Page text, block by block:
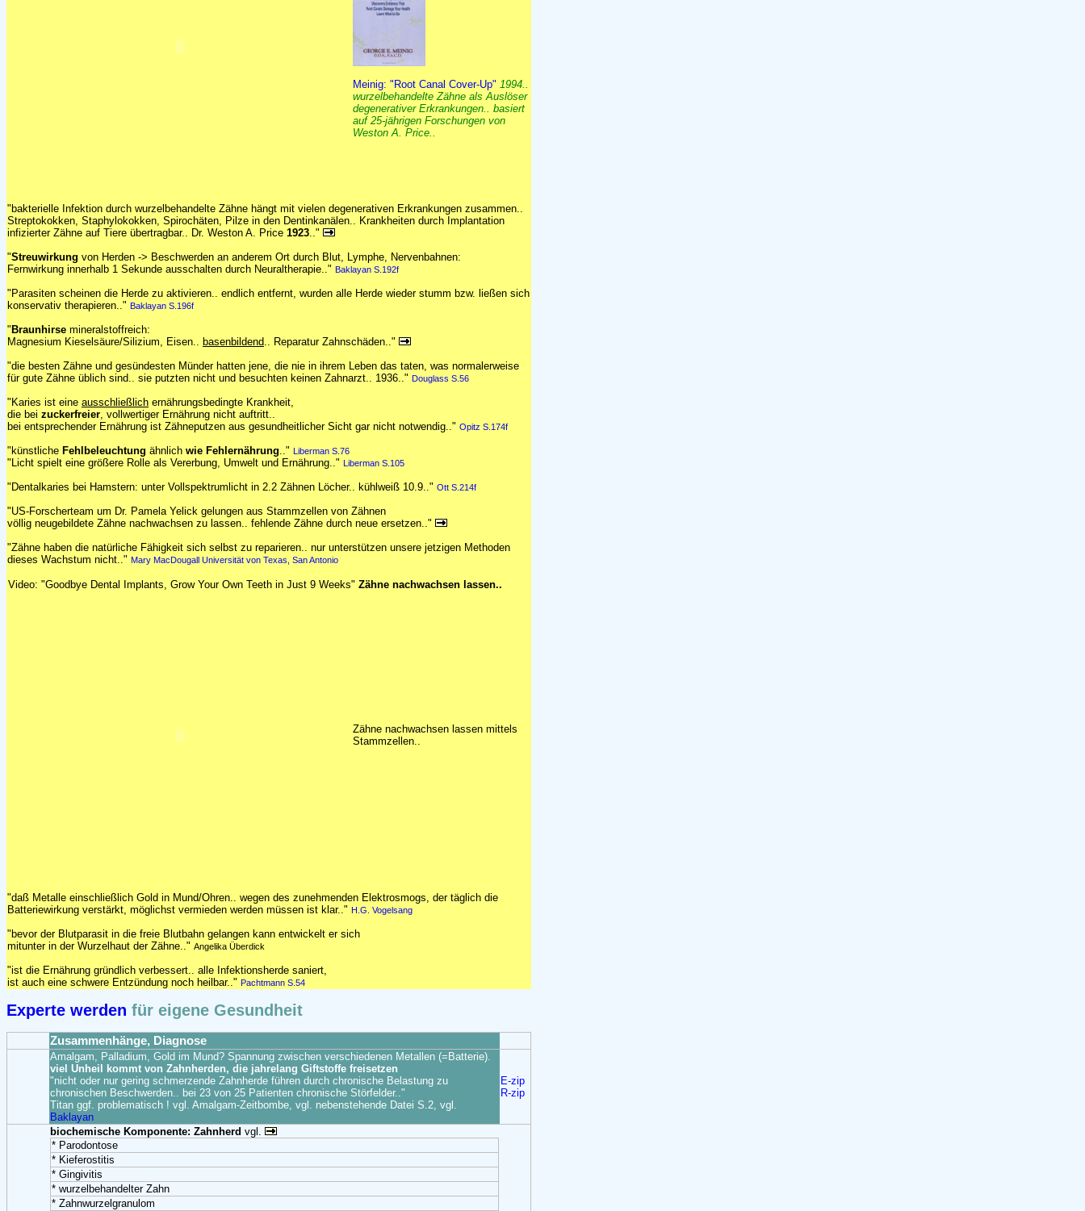
Meinig: "Root Canal Cover-Up" 1994..
wurzelbehandelte Zähne als Auslöser
degenerativer Erkrankungen.. basiert
auf 25-jährigen Forschungen von
Weston A. Price..
"bakterielle Infektion durch wurzelbehandelte Zähne hängt mit vielen degenerativen Erkrankungen zusammen..
Streptokokken, Staphylokokken, Spirochäten, Pilze in den Dentinkanälen.. Krankheiten durch Implantation
infizierter Zähne auf Tiere übertragbar.. Dr. Weston A. Price 1923.."
"Streuwirkung von Herden -> Beschwerden an anderem Ort durch Blut, Lymphe, Nervenbahnen:
Fernwirkung innerhalb 1 Sekunde ausschalten durch Neuraltherapie.." Baklayan S.192f
"Parasiten scheinen die Herde zu aktivieren.. endlich entfernt, wurden alle Herde wieder stumm bzw. ließen sich
konservativ therapieren.." Baklayan S.196f
" Braunhirse mineralstoffreich:
Magnesium Kieselsäure/Silizium, Eisen.. basenbildend.. Reparatur Zahnschäden.."
"die besten Zähne und gesündesten Münder hatten jene, die nie in ihrem Leben das taten, was normalerweise
für gute Zähne üblich sind.. sie putzten nicht und besuchten keinen Zahnarzt.. 1936.." Douglass S.56
"Karies ist eine ausschließlich ernährungsbedingte Krankheit,
die bei zuckerfreier, vollwertiger Ernährung nicht auftritt..
bei entsprechender Ernährung ist Zähneputzen aus gesundheitlicher Sicht gar nicht notwendig.." Opitz S.174f
"künstliche Fehlbeleuchtung ähnlich wie Fehlernährung.." Liberman S.76
"Licht spielt eine größere Rolle als Vererbung, Umwelt und Ernährung.." Liberman S.105
"Dentalkaries bei Hamstern: unter Vollspektrumlicht in 2.2 Zähnen Löcher.. kühlweiß 10.9.." Ott S.214f
"US-Forscherteam um Dr. Pamela Yelick gelungen aus Stammzellen von Zähnen
völlig neugebildete Zähne nachwachsen zu lassen.. fehlende Zähne durch neue ersetzen.."
"Zähne haben die natürliche Fähigkeit sich selbst zu reparieren.. nur unterstützen unsere jetzigen Methoden
dieses Wachstum nicht.." Mary MacDougall Universität von Texas, San Antonio
Video: "Goodbye Dental Implants, Grow Your Own Teeth in Just 9 Weeks" Zähne nachwachsen lassen..
Zähne nachwachsen lassen mittels
Stammzellen..
"daß Metalle einschließlich Gold in Mund/Ohren.. wegen des zunehmenden Elektrosmogs, der täglich die
Batteriewirkung verstärkt, möglichst vermieden werden müssen ist klar.." H.G. Vogelsang
"bevor der Blutparasit in die freie Blutbahn gelangen kann entwickelt er sich
mitunter in der Wurzelhaut der Zähne.." Angelika Überdick
"ist die Ernährung gründlich verbessert.. alle Infektionsherde saniert,
ist auch eine schwere Entzündung noch heilbar.." Pachtmann S.54
Experte werden für eigene Gesundheit
Zusammenhänge, Diagnose
Amalgam, Palladium, Gold im Mund? Spannung zwischen verschiedenen Metallen (=Batterie).
viel Unheil kommt von Zahnherden, die jahrelang Giftstoffe freisetzen
"nicht oder nur gering schmerzende Zahnherde führen durch chronische Belastung zu
chronischen Beschwerden.. bei 23 von 25 Patienten chronische Störfelder.."
Titan ggf. problematisch ! vgl. Amalgam-Zeitbombe, vgl. nebenstehende Datei S.2, vgl.
Baklayan
E-zip
R-zip
biochemische Komponente: Zahnherd vgl.
* Parodontose
* Kieferostitis
* Gingivitis
* wurzelbehandelter Zahn
* Zahnwurzelgranulom